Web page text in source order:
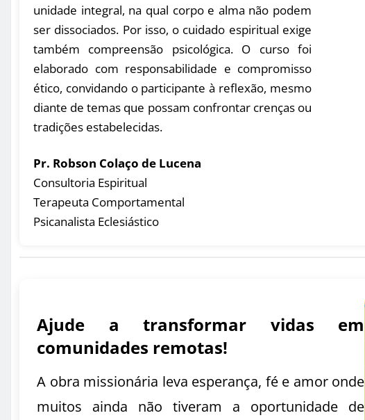
unidade integral, na qual corpo e alma não podem
ser dissociados. Por isso, o cuidado espiritual exige
também compreensão psicológica. O curso foi
elaborado com responsabilidade e compromisso
ético, convidando o participante à reflexão, mesmo
diante de temas que possam confrontar crenças ou
tradições estabelecidas.
Pr. Robson Colaço de Lucena
Consultoria Espiritual
Terapeuta Comportamental
Psicanalista Eclesiástico
Ajude a transformar vidas em
comunidades remotas!
A obra missionária leva esperança, fé e amor onde
muitos ainda não tiveram a oportunidade de